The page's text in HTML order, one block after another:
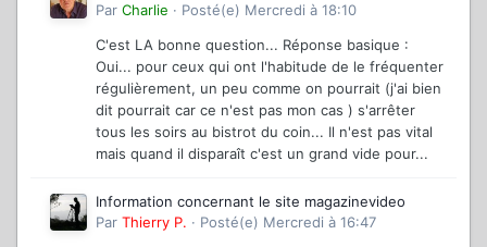
Par Charlie · Posté(e) Mercredi à 18:10
C'est LA bonne question... Réponse basique :
Oui... pour ceux qui ont l'habitude de le fréquenter
régulièrement, un peu comme on pourrait (j'ai bien
dit pourrait car ce n'est pas mon cas ) s'arrêter
tous les soirs au bistrot du coin... Il n'est pas vital
mais quand il disparaît c'est un grand vide pour...
Information concernant le site magazinevideo
Par Thierry P. · Posté(e) Mercredi à 16:47